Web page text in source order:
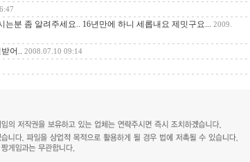
는분 좀 알려주세요.. 16년만에 하니 세롭내요 제밋구요... 2009.
어.. 2008.07.10 09:14